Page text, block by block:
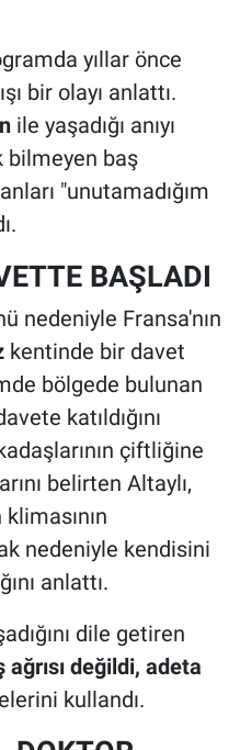
yıllar önce
bir olayı anlattı.
ile yaşadığı anıyı
bilmeyen baş
"unutamadığım
BAŞLADI
nedeniyle Fransa'nın
kentinde bir davet
bölgede bulunan
katıldığını
çiftliğine
belirten Altaylı,
nedeniyle kendisini
anlattı.
dile getiren
değildi, adeta
kullandı.